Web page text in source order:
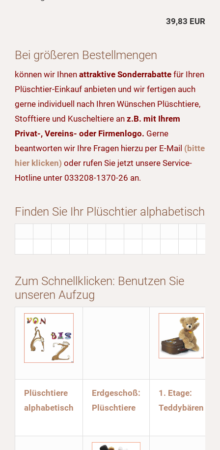
39,83 EUR
Bei größeren Bestellmengen
können wir Ihnen attraktive Sonderrabatte für Ihren
Plüschtier-Einkauf anbieten und wir fertigen auch
gerne individuell nach Ihren Wünschen Plüschtiere,
Stofftiere und Kuscheltiere an z.B. mit Ihrem
Privat-, Vereins- oder Firmenlogo. Gerne
beantworten wir Ihre Fragen hierzu per E-Mail (bitte
hier klicken) oder rufen Sie jetzt unsere Service-
Hotline unter 033208-1370-26 an.
Finden Sie Ihr Plüschtier alphabetisch
Zum Schnellklicken: Benutzen Sie
unseren Aufzug
Plüschtiere
alphabetisch
Erdgeschoß:
Plüschtiere
1. Etage:
Teddybären